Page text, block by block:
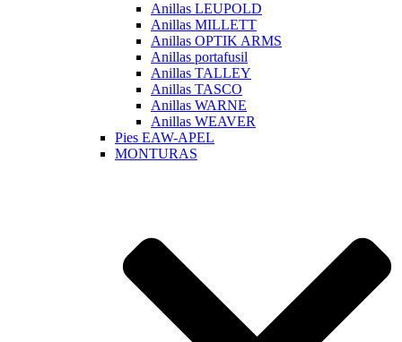
Anillas LEUPOLD
Anillas MILLETT
Anillas OPTIK ARMS
Anillas portafusil
Anillas TALLEY
Anillas TASCO
Anillas WARNE
Anillas WEAVER
Pies EAW-APEL
MONTURAS